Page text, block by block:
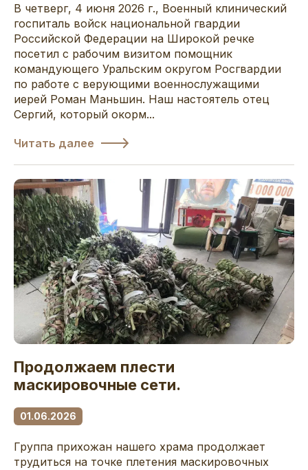
В четверг, 4 июня 2026 г., Военный клинический
госпиталь войск национальной гвардии
Российской Федерации на Широкой речке
посетил с рабочим визитом помощник
командующего Уральским округом Росгвардии
по работе с верующими военнослужащими
иерей Роман Маньшин. Наш настоятель отец
Сергий, который окорм...
Читать далее
Продолжаем плести
маскировочные сети.
01.06.2026
Группа прихожан нашего храма продолжает
трудиться на точке плетения маскировочных